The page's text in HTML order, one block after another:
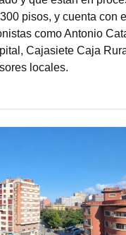
pisos, y cuenta con el
como Antonio
Cajasiete Caja
locales.